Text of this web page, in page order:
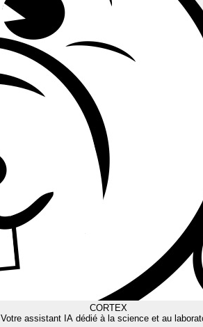
CORTEX
Votre assistant IA dédié à la science et au